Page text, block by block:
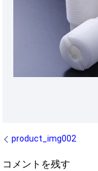
product_img002
コメントを残す